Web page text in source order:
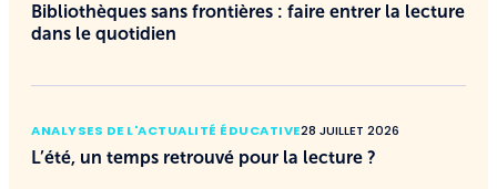
Bibliothèques sans frontières : faire entrer la lecture
dans le quotidien
ANALYSES DE L'ACTUALITÉ ÉDUCATIVE28 JUILLET 2026
L’été, un temps retrouvé pour la lecture ?